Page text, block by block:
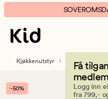
Thelma
Terry
Kjøkkenhåndkle
2pk
banner.
Klikk
ESCAPE
pause.
Få
Logg inn
fra 799,-
Kjøkkenutstyr
-50%